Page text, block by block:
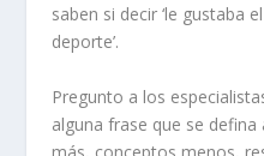
saben si decir ‘le gustaba
deporte’.
Pregunto a los
alguna frase que se
más, conceptos menos,